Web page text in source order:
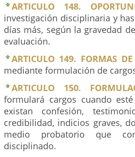
ARTICULO 148.
investigación disciplinaria y
días más, según la gravedad
evaluación.
ARTICULO 149. FORMAS
mediante formulación de
ARTICULO 150.
formulará cargos cuando
existan confesión,
credibilidad, indicios graves,
medio probatorio que
disciplinado.